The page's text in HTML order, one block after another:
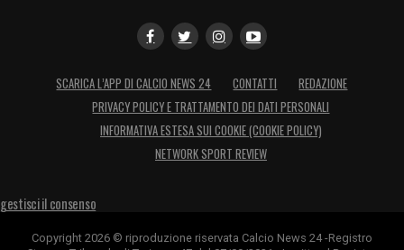
SCARICA L’APP DI CALCIO NEWS 24 CONTATTI
REDAZIONE
PRIVACY POLICY E TRATTAMENTO DEI DATI PERSONALI
INFORMATIVA ESTESA SUI COOKIE (COOKIE POLICY)
NETWORK SPORT REVIEW
gestisci il consenso
Copyright 2026 © riproduzione riservata Calcio News 24 -Registro